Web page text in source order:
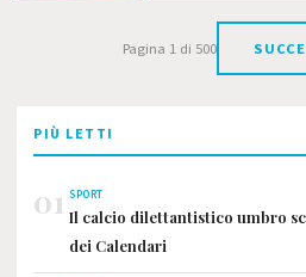
Pagina 1 di 500
PIÙ LETTI
01 SPORT
Il calcio dilettantistico umbro
dei Calendari